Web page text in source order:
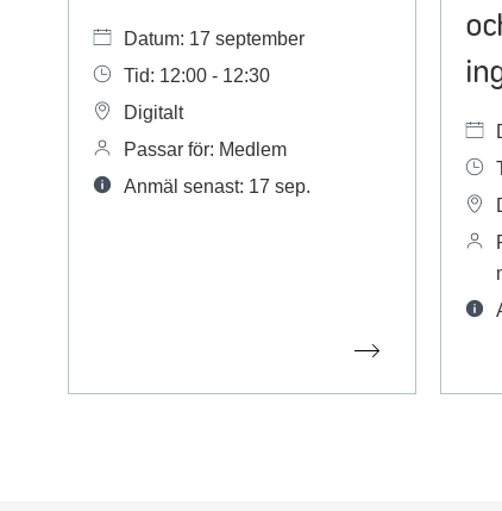
Datum: 17 september
Tid: 12:00 - 12:30
Digitalt
Passar för: Medlem
Anmäl senast: 17 sep.